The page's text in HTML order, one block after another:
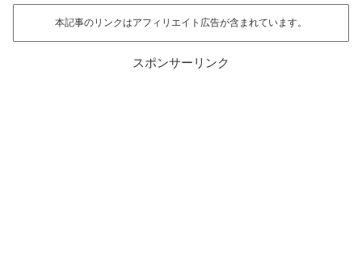
本記事のリンクはアフィリエイト広告が含まれています。
スポンサーリンク